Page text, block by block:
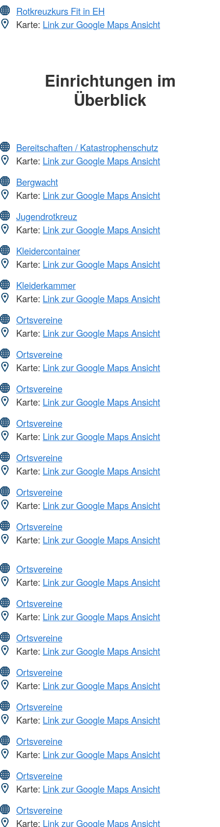
Rotkreuzkurs Fit in EH
Karte: Link zur Google Maps Ansicht
Einrichtungen im
Überblick
Bereitschaften / Katastrophenschutz
Karte: Link zur Google Maps Ansicht
Bergwacht
Karte: Link zur Google Maps Ansicht
Jugendrotkreuz
Karte: Link zur Google Maps Ansicht
Kleidercontainer
Karte: Link zur Google Maps Ansicht
Kleiderkammer
Karte: Link zur Google Maps Ansicht
Ortsvereine
Karte: Link zur Google Maps Ansicht
Ortsvereine
Karte: Link zur Google Maps Ansicht
Ortsvereine
Karte: Link zur Google Maps Ansicht
Ortsvereine
Karte: Link zur Google Maps Ansicht
Ortsvereine
Karte: Link zur Google Maps Ansicht
Ortsvereine
Karte: Link zur Google Maps Ansicht
Ortsvereine
Karte: Link zur Google Maps Ansicht
Ortsvereine
Karte: Link zur Google Maps Ansicht
Ortsvereine
Karte: Link zur Google Maps Ansicht
Ortsvereine
Karte: Link zur Google Maps Ansicht
Ortsvereine
Karte: Link zur Google Maps Ansicht
Ortsvereine
Karte: Link zur Google Maps Ansicht
Ortsvereine
Karte: Link zur Google Maps Ansicht
Ortsvereine
Karte: Link zur Google Maps Ansicht
Ortsvereine
Karte: Link zur Google Maps Ansicht